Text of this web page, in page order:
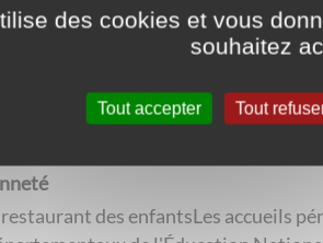
Philibert
avant la rentréeLa Fête patronale
au 24 août 2026Profitez d'une
des enfantsLes accueils
des cookies et vous
souhaitez
Tout accepter Tout